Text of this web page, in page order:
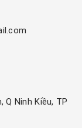
Q Ninh Kiều, TP